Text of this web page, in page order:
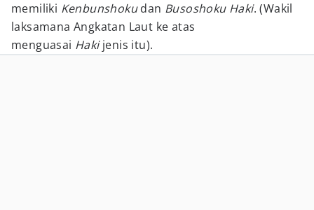
memiliki Kenbunshokudan Busoshoku Haki. (Wakil
laksamana Angkatan Laut ke atas
menguasai Hakijenis itu).